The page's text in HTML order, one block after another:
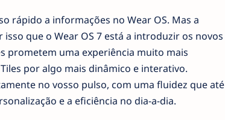
rápido a informações no Wear OS. Mas a
que o Wear OS 7 está a introduzir os novos
prometem uma experiência muito mais
por algo mais dinâmico e interativo.
no vosso pulso, com uma fluidez que até
e a eficiência no dia-a-dia.